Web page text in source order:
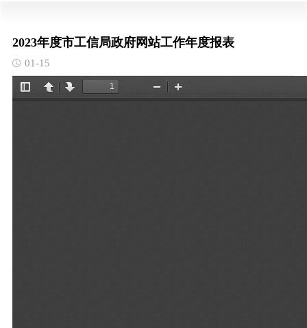
2023年度市工信局政府网站工作年度报表
01-15